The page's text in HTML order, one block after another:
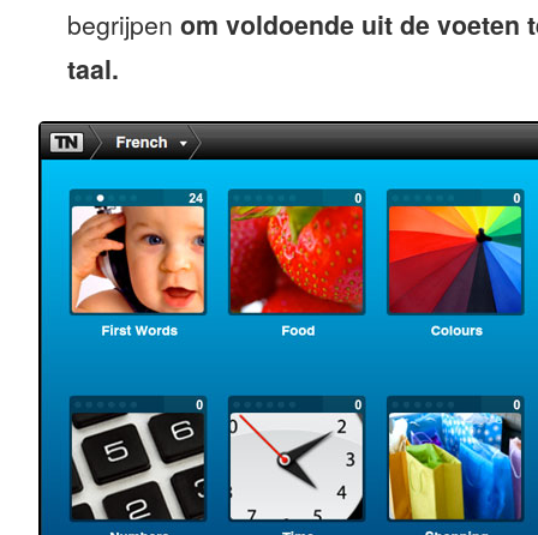
begrijpen om voldoende uit de voeten
taal.